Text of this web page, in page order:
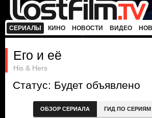
СЕРИАЛЫ КИНО НОВОСТИ ВИДЕО
Его и её
His & Hers
Статус: Будет объявлено
ОБЗОР СЕРИАЛА ГИД ПО СЕРИЯМ